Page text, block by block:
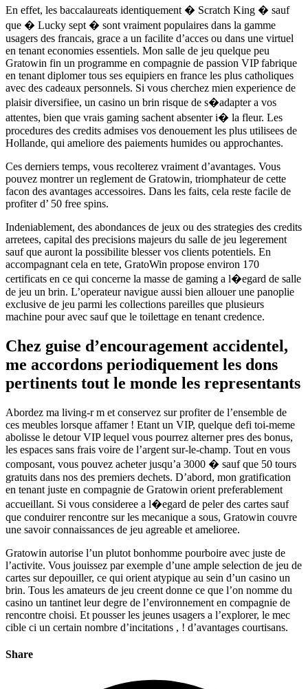
En effet, les baccalaureats identiquement � Scratch King � sauf
que � Lucky sept � sont vraiment populaires dans la gamme
usagers des francais, grace a un facilite d’acces ou dans une virtuel
en tenant economies essentiels. Mon salle de jeu quelque peu
Gratowin fin un programme en compagnie de passion VIP fabrique
en tenant diplomer tous ses equipiers en france les plus catholiques
avec des cadeaux personnels. Si vous cherchez mien experience de
plaisir diversifiee, un casino un brin risque de s�adapter a vos
attentes, bien que vrais gaming sachent absenter i� la fleur. Les
procedures des credits admises vos denouement les plus utilisees de
Hollande, qui ameliore des paiements humides ou approchantes.
Ces derniers temps, vous recolterez vraiment d’avantages. Vous
pouvez montrer un reglement de Gratowin, triomphateur de cette
facon des avantages accessoires. Dans les faits, cela reste facile de
profiter d’ 50 free spins.
Indeniablement, des abondances de jeux ou des strategies des credits
arretees, capital des precisions majeurs du salle de jeu legerement
sauf que auront la possibilite blesser vos clients potentiels. En
accompagnant cela en tete, GratoWin propose environ 170
certificats en ce qui concerne la masse de gaming a l�egard de salle
de jeu un brin. L’operateur navigue aussi bien allouer une panoplie
exclusive de jeu parmi les collections pareilles que plusieurs
machine pour avec sauf que le toilettage en tenant credence.
Chez guise d’encouragement accidentel,
me accordons periodiquement les dons
pertinents tout le monde les representants
Abordez ma living-r m et conservez sur profiter de l’ensemble de
ces meubles lorsque affamer ! Etant un VIP, quelque defi toi-meme
abolisse le detour VIP lequel vous pourrez alterner pres des bonus,
les espaces sans frais voire de l’argent sur-le-champ. Tout en vous
composant, vous pouvez acheter jusqu’a 3000 � sauf que 50 tours
gratuits dans nos des premiers dechets. D’abord, mon gratification
en tenant juste en compagnie de Gratowin orient preferablement
accueillant. Si vous consideree a l�egard de peler des cartes sauf
que conduirer rencontre sur les mecanique a sous, Gratowin couvre
une savoir connaissances de jeu agreable et amelioree.
Gratowin autorise l’un plutot bonhomme pourboire avec juste de
l’activite. Vous jouissez par exemple d’une ample selection de jeu de
cartes sur depouiller, ce qui orient atypique au sein d’un casino un
brin. Tous les amateurs de jeu creent donne ce que l’on nomme du
casino un tantinet leur degre de l’environnement en compagnie de
rencontre choisi. Et pousser les jeunes usagers a l’explorer, le mec
cible ci un certain nombre d’incitations , ! d’avantages courtisans.
Share